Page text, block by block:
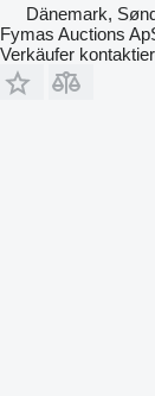
Dänemark,
Fymas Auctions
Verkäufer